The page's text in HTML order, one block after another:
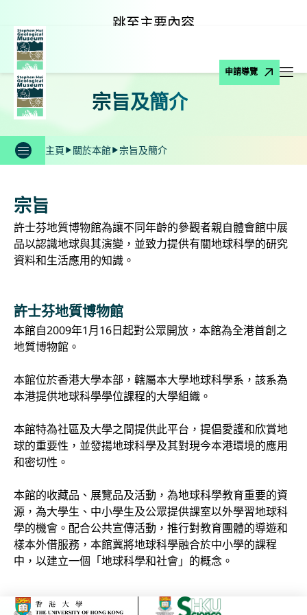
跳至主要內容
申請導覽
宗旨及簡介
主頁 關於本館 宗旨及簡介
宗旨
許士芬地質博物館為讓不同年齡的參觀者親自體會館中展
品以認識地球與其演變，並致力提供有關地球科學的研究
資料和生活應用的知識。
許士芬地質博物館
本館自2009年1月16日起對公眾開放，本館為全港首創之
地質博物館。
本館位於香港大學本部，轄屬本大學地球科學系，該系為
本港提供地球科學學位課程的大學組織。
本館特為社區及大學之間提供此平台，提倡愛護和欣賞地
球的重要性，並發揚地球科學及其對現今本港環境的應用
和密切性。
本館的收藏品、展覽品及活動，為地球科學教育重要的資
源，為大學生、中小學生及公眾提供課室以外學習地球科
學的機會。配合公共宣傳活動，推行對教育團體的導遊和
樣本外借服務，本館冀將地球科學融合於中小學的課程
中，以建立一個「地球科學和社會」的概念。